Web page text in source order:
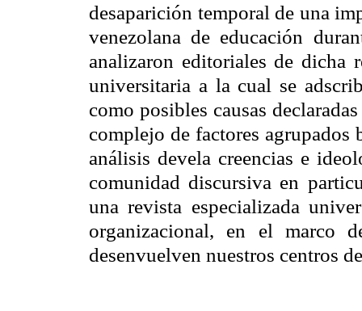
desaparición temporal de una
venezolana de educación
analizaron editoriales de dicha
universitaria a la cual se
como posibles causas
complejo de factores agrupados
análisis devela creencias e
comunidad discursiva en
una revista especializada
organizacional, en el marco
desenvuelven nuestros centros